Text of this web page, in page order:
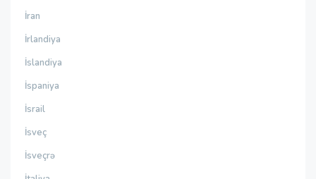
İran
İrlandiya
İslandiya
İspaniya
İsrail
İsveç
İsveçrə